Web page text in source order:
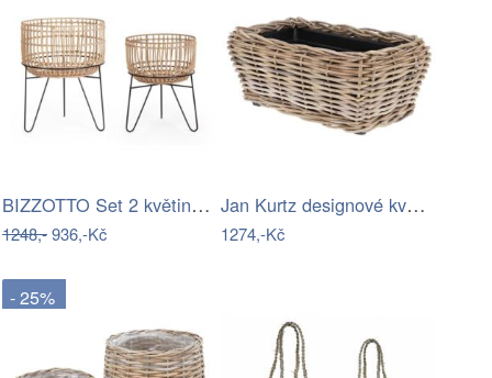
BIZZOTTO Set 2 květináčů YULIAN kovová…
1248,-936,-Kč
Jan Kurtz designové květináče Palau (18…
1274,-Kč
- 25%